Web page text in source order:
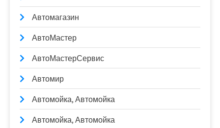
Автомагазин
АвтоМастер
АвтоМастерСервис
Автомир
Автомойка, Автомойка
Автомойка, Автомойка